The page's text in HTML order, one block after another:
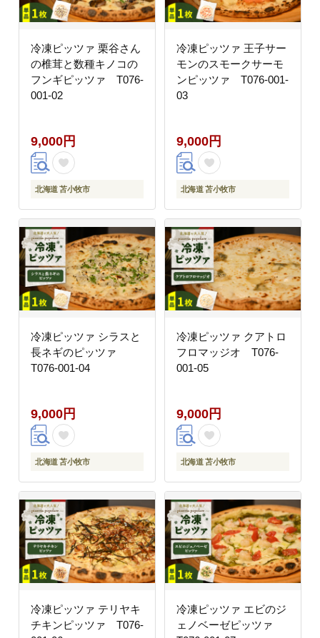
冷凍ピッツァ 栗谷さん
の椎茸と数種キノコの
フンギピッツァ T076-
001-02
9,000円
北海道 苫小牧市
冷凍ピッツァ 王子サー
モンのスモークサーモ
ンピッツァ T076-001-
03
9,000円
北海道 苫小牧市
冷凍ピッツァ シラスと
長ネギのピッツァ
T076-001-04
9,000円
北海道 苫小牧市
冷凍ピッツァ クアトロ
フロマッジオ T076-
001-05
9,000円
北海道 苫小牧市
冷凍ピッツァ テリヤキ
チキンピッツァ T076-
冷凍ピッツァ エビのジ
ェノベーゼピッツァ